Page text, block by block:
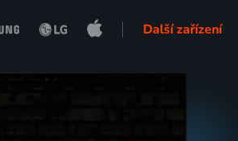
Další zařízení